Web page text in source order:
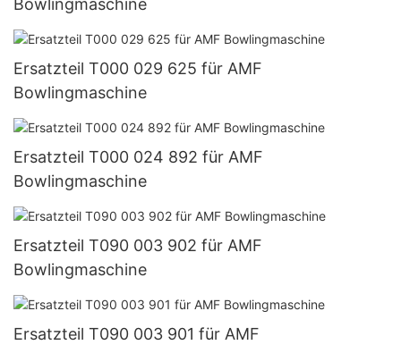
Bowlingmaschine
Ersatzteil T000 029 625 für AMF
Bowlingmaschine
Ersatzteil T000 024 892 für AMF
Bowlingmaschine
Ersatzteil T090 003 902 für AMF
Bowlingmaschine
Ersatzteil T090 003 901 für AMF